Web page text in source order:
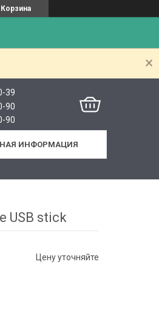
Корзина
39
90
90
ИНФОРМАЦИЯ
USB stick
Цену уточняйте